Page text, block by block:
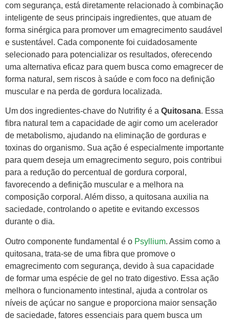
com segurança, está diretamente relacionado à combinação
inteligente de seus principais ingredientes, que atuam de
forma sinérgica para promover um emagrecimento saudável
e sustentável. Cada componente foi cuidadosamente
selecionado para potencializar os resultados, oferecendo
uma alternativa eficaz para quem busca como emagrecer de
forma natural, sem riscos à saúde e com foco na definição
muscular e na perda de gordura localizada.
Um dos ingredientes-chave do Nutrifity é a Quitosana. Essa
fibra natural tem a capacidade de agir como um acelerador
de metabolismo, ajudando na eliminação de gorduras e
toxinas do organismo. Sua ação é especialmente importante
para quem deseja um emagrecimento seguro, pois contribui
para a redução do percentual de gordura corporal,
favorecendo a definição muscular e a melhora na
composição corporal. Além disso, a quitosana auxilia na
saciedade, controlando o apetite e evitando excessos
durante o dia.
Outro componente fundamental é o Psyllium. Assim como a
quitosana, trata-se de uma fibra que promove o
emagrecimento com segurança, devido à sua capacidade
de formar uma espécie de gel no trato digestivo. Essa ação
melhora o funcionamento intestinal, ajuda a controlar os
níveis de açúcar no sangue e proporciona maior sensação
de saciedade, fatores essenciais para quem busca um